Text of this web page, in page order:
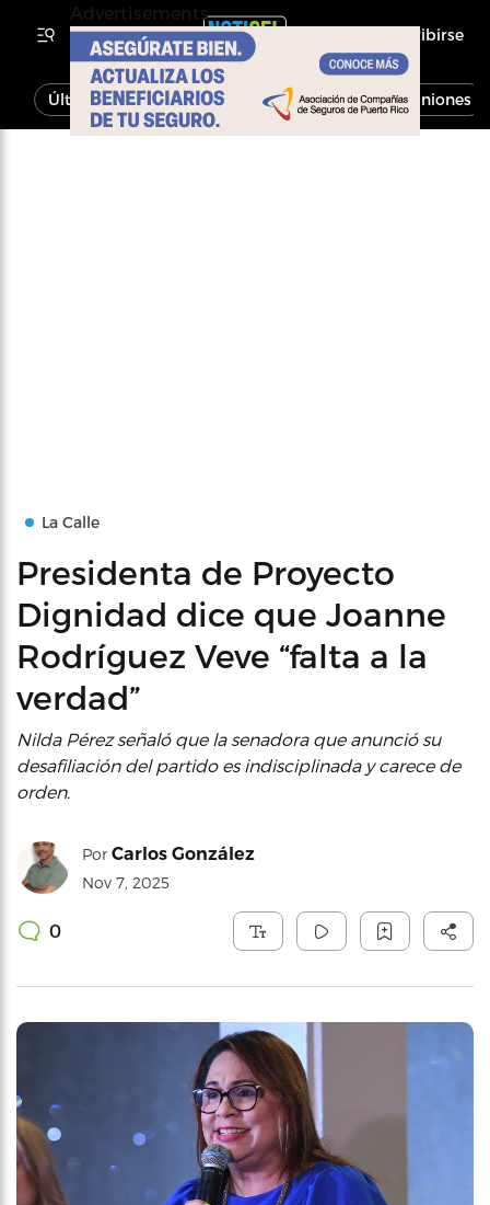
Inscribirse
Última Hora Noticias Economía Opiniones
La Calle
Presidenta de Proyecto
Dignidad dice que Joanne
Rodríguez Veve “falta a la
verdad”
Nilda Pérez señaló que la senadora que anunció su
desafiliación del partido es indisciplinada y carece de
orden.
Por Carlos González
Nov 7, 2025
0
Advertisements